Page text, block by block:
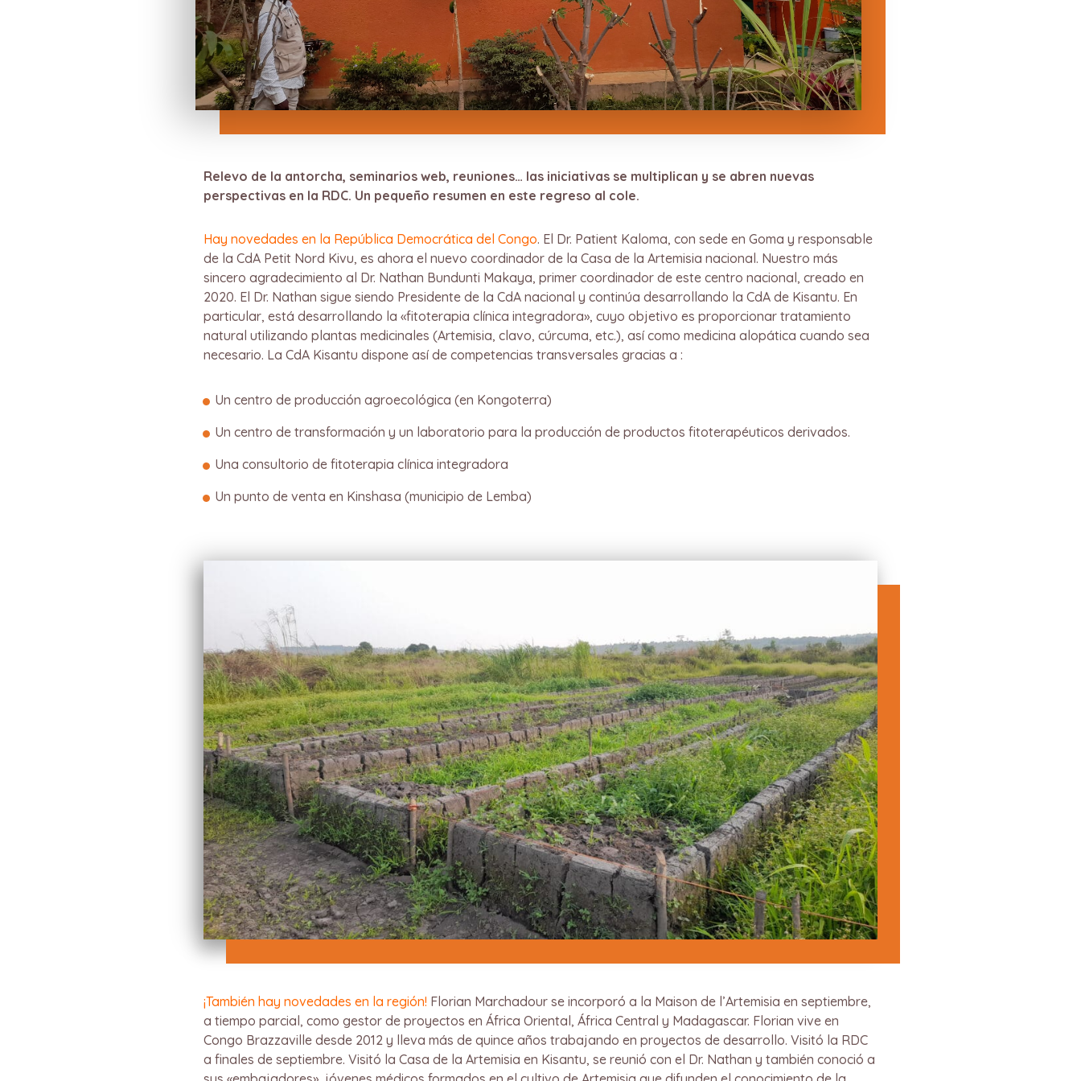
Relevo de la antorcha, seminarios web, reuniones… las iniciativas se multiplican y se abren nuevas
perspectivas en la RDC. Un pequeño resumen en este regreso al cole.
Hay novedades en la República Democrática del Congo. El Dr. Patient Kaloma, con sede en Goma y responsable
de la CdA Petit Nord Kivu, es ahora el nuevo coordinador de la Casa de la Artemisia nacional. Nuestro más
sincero agradecimiento al Dr. Nathan Bundunti Makaya, primer coordinador de este centro nacional, creado en
2020. El Dr. Nathan sigue siendo Presidente de la CdA nacional y continúa desarrollando la CdA de Kisantu. En
particular, está desarrollando la «fitoterapia clínica integradora», cuyo objetivo es proporcionar tratamiento
natural utilizando plantas medicinales (Artemisia, clavo, cúrcuma, etc.), así como medicina alopática cuando sea
necesario. La CdA Kisantu dispone así de competencias transversales gracias a :
Un centro de producción agroecológica (en Kongoterra)
Un centro de transformación y un laboratorio para la producción de productos fitoterapéuticos derivados.
Una consultorio de fitoterapia clínica integradora
Un punto de venta en Kinshasa (municipio de Lemba)
¡También hay novedades en la región! Florian Marchadour se incorporó a la Maison de l’Artemisia en septiembre,
a tiempo parcial, como gestor de proyectos en África Oriental, África Central y Madagascar. Florian vive en
Congo Brazzaville desde 2012 y lleva más de quince años trabajando en proyectos de desarrollo. Visitó la RDC
a finales de septiembre. Visitó la Casa de la Artemisia en Kisantu, se reunió con el Dr. Nathan y también conoció a